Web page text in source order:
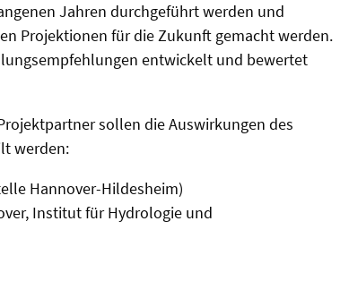
Jahren durchgeführt werden und
Projektionen für die Zukunft gemacht werden.
entwickelt und bewertet
sollen die Auswirkungen des
werden:
Hannover-Hildesheim)
Institut für Hydrologie und